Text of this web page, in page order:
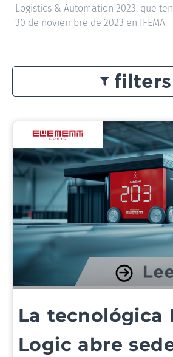
Logistics & Automation 2023, que
30 de noviembre de 2023 en IFEMA.
filters
La tecnológica
Logic abre